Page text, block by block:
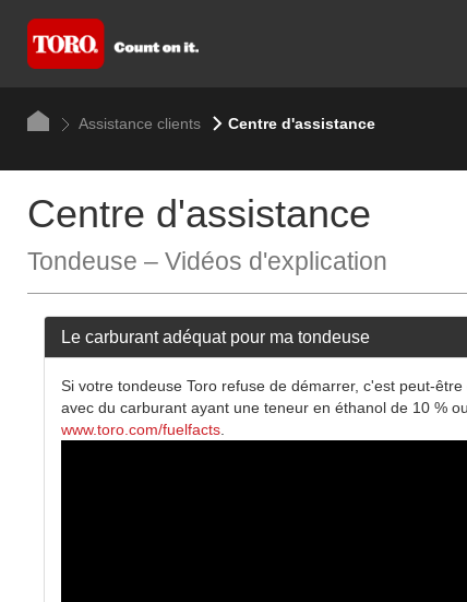
Assistance clients Centre d'assistance
Centre d'assistance
Tondeuse – Vidéos d'explication
Le carburant adéquat pour ma tondeuse
Si votre tondeuse Toro refuse de démarrer, c'est peut-
avec du carburant ayant une teneur en éthanol de 10 %
www.toro.com/fuelfacts.